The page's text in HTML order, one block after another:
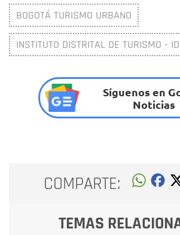
BOGOTÁ TURISMO URBANO
INSTITUTO DISTRITAL DE TURISMO -
Síguenos en
Noticias
COMPARTE:
TEMAS